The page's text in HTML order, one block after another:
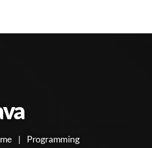
Programming